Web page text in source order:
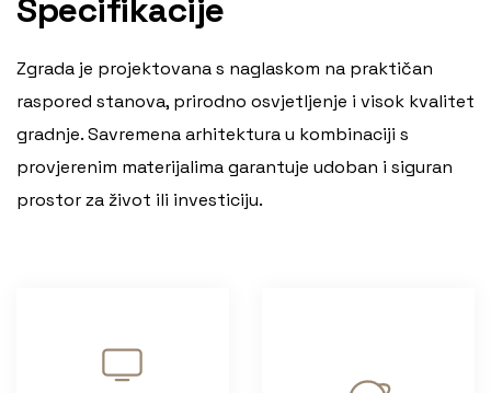
Specifikacije
Zgrada je projektovana s naglaskom na praktičan
raspored stanova, prirodno osvjetljenje i visok kvalitet
gradnje. Savremena arhitektura u kombinaciji s
provjerenim materijalima garantuje udoban i siguran
prostor za život ili investiciju.